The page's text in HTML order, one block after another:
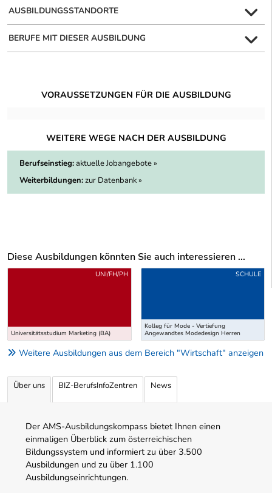
AUSBILDUNGSSTANDORTE
BERUFE MIT DIESER AUSBILDUNG
VORAUSSETZUNGEN FÜR DIE AUSBILDUNG
WEITERE WEGE NACH DER AUSBILDUNG
Berufseinstieg:aktuelle Jobangebote »
Weiterbildungen:zur Datenbank »
Diese Ausbildungen könnten Sie auch interessieren ...
Uber weitere Ausbildungsvorschläge
Universitätsstudium Marketing (BA)
UNI/FH/PH
Kolleg für Mode - Vertiefung
Angewandtes Modedesign Herren
SCHULE
Weitere Ausbildungen aus dem Bereich "Wirtschaft" anzeigen
Über uns BIZ-BerufsInfoZentren News
Der AMS-Ausbildungskompass bietet Ihnen einen
einmaligen Überblick zum österreichischen
Bildungssystem und informiert zu über 3.500
Ausbildungen und zu über 1.100
Ausbildungseinrichtungen.